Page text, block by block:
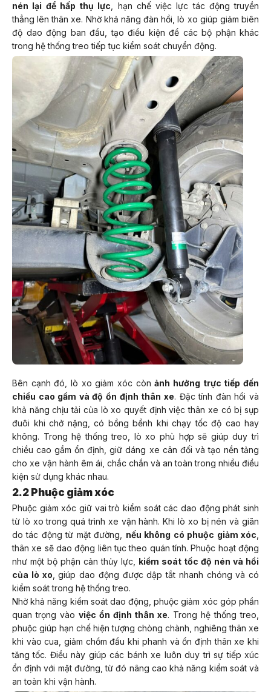
nén lại để hấp thụ lực , hạn chế việc lực tác động truyền
thẳng lên thân xe. Nhờ khả năng đàn hồi, lò xo giúp giảm biên
độ dao động ban đầu, tạo điều kiện để các bộ phận khác
trong hệ thống treo tiếp tục kiểm soát chuyển động.
Bên cạnh đó, lò xo giảm xóc cònảnh hưởng trực tiếp đến
chiều cao gầm và độ ổn định thân xe. Đặc tính đàn hồi và
khả năng chịu tải của lò xo quyết định việc thân xe có bị sụp
đuôi khi chở nặng, có bồng bềnh khi chạy tốc độ cao hay
không. Trong hệ thống treo, lò xo phù hợp sẽ giúp duy trì
chiều cao gầm ổn định, giữ dáng xe cân đối và tạo nền tảng
cho xe vận hành êm ái, chắc chắn và an toàn trong nhiều điều
kiện sử dụng khác nhau.
2.2 Phuộc giảm xóc
Phuộc giảm xóc giữ vai trò kiểm soát các dao động phát sinh
từ lò xo trong quá trình xe vận hành. Khi lò xo bị nén và giãn
do tác động từ mặt đường, nếu không có phuộc giảm xóc
thân xe sẽ dao động liên tục theo quán tính. Phuộc hoạt động
như một bộ phận cản thủy lực, kiểm soát tốc độ nén và hồi
của lò xo , giúp dao động được dập tắt nhanh chóng và có
kiểm soát trong hệ thống treo.
Nhờ khả năng kiểm soát dao động, phuộc giảm xóc góp phần
quan trọng vào việc ổn định thân xe. Trong hệ thống treo,
phuộc giúp hạn chế hiện tượng chòng chành, nghiêng thân xe
khi vào cua, giảm chồm đầu khi phanh và ổn định thân xe khi
tăng tốc. Điều này giúp các bánh xe luôn duy trì sự tiếp xúc
ổn định với mặt đường, từ đó nâng cao khả năng kiểm soát và
an toàn khi vận hành.